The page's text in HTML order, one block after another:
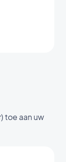
toe aan uw